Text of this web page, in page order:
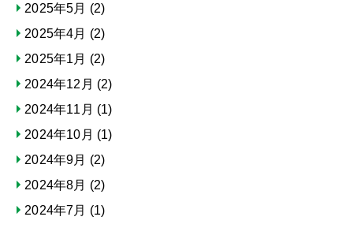
2025年5月 (2)
2025年4月 (2)
2025年1月 (2)
2024年12月 (2)
2024年11月 (1)
2024年10月 (1)
2024年9月 (2)
2024年8月 (2)
2024年7月 (1)